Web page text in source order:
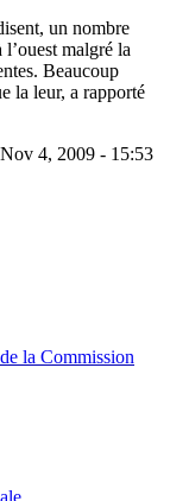
un nombre
malgré la
Beaucoup
la leur, a rapporté
4, 2009 - 15:53
la Commission